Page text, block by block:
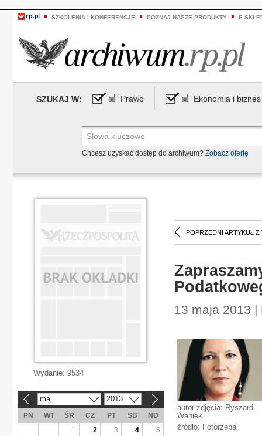
SZKOLENIA I KONFERENCJE POZNAJ NASZE PRODUKTY E-
SZUKAJ W: Prawo Ekonomia i biznes
Chcesz uzyskać dostęp do archiwum? Zobacz ofertę
POPRZEDNI ARTYKUŁ Z
13 maja 2013 |
autor zdjęcia: Ryszard
Waniek
źródło: Fotorzepa
Wydanie: 9534
maj 2013
PN WT ŚR CZ PT SB
ND
1
2 3 4
5